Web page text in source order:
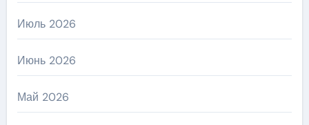
Июль 2026
Июнь 2026
Май 2026